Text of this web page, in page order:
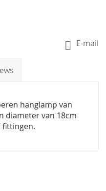
E-mail
hanglamp van
diameter van 18cm
fittingen.